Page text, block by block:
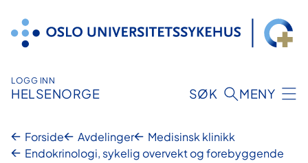
innhold
LOGG INN
HELSENORGE SØK MENY
Forside Avdelinger
Medisinsk klinikk
Endokrinologi, sykelig overvekt og forebyggende